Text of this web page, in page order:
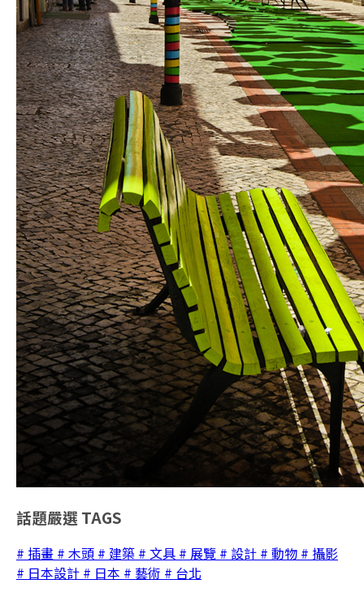
話題嚴選 TAGS
# 插畫 # 木頭 # 建築 # 文具 # 展覽 # 設計 # 動物 # 攝影
# 日本設計 # 日本 # 藝術 # 台北